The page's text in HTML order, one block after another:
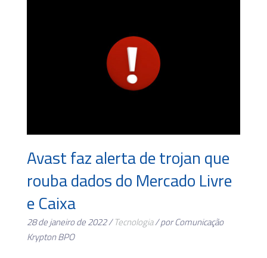
Avast faz alerta de trojan que
rouba dados do Mercado Livre
e Caixa
28 de janeiro de 2022 /Tecnologia/ por Comunicação
Krypton BPO